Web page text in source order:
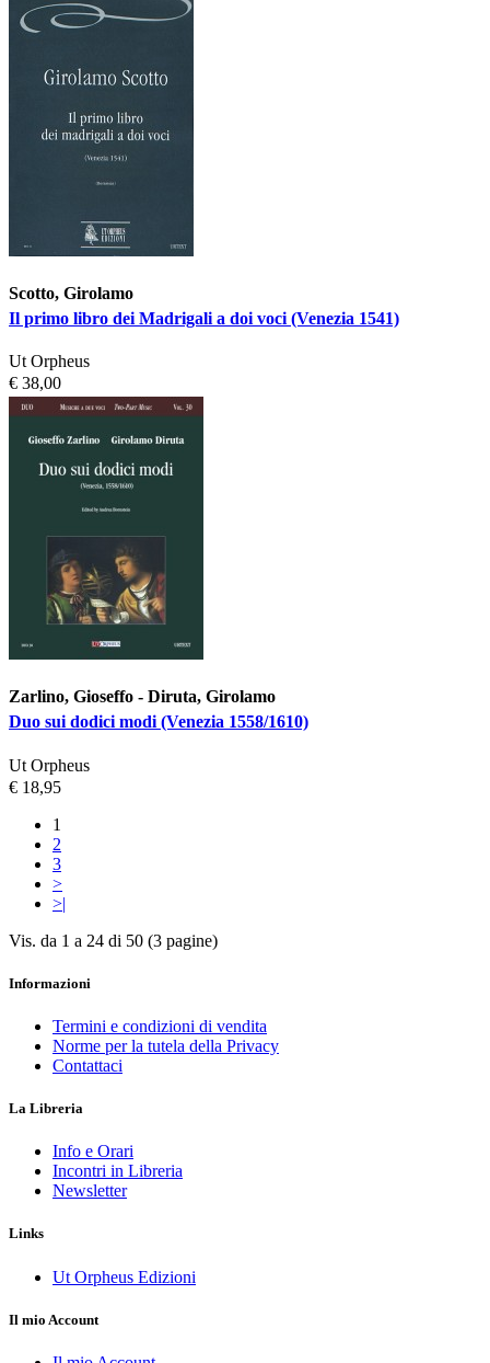
Scotto, Girolamo
Il primo libro dei Madrigali a doi voci (Venezia 1541)
Ut Orpheus
€ 38,00
Zarlino, Gioseffo - Diruta, Girolamo
Duo sui dodici modi (Venezia 1558/1610)
Ut Orpheus
€ 18,95
1
2
3
>
>|
Vis. da 1 a 24 di 50 (3 pagine)
Informazioni
Termini e condizioni di vendita
Norme per la tutela della Privacy
Contattaci
La Libreria
Info e Orari
Incontri in Libreria
Newsletter
Links
Ut Orpheus Edizioni
Il mio Account